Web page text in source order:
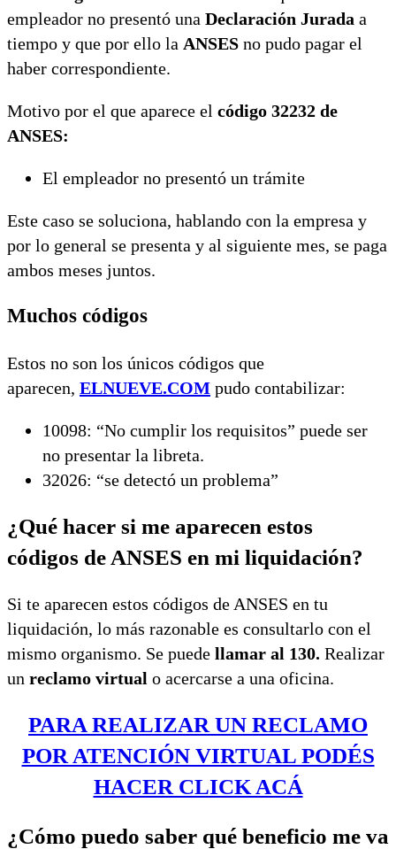
empleador no presentó una Declaración Jurada a
tiempo y que por ello la ANSES no pudo pagar el
haber correspondiente.
Motivo por el que aparece el código 32232 de
ANSES:
El empleador no presentó un trámite
Este caso se soluciona, hablando con la empresa y
por lo general se presenta y al siguiente mes, se paga
ambos meses juntos.
Muchos códigos
Estos no son los únicos códigos que
aparecen, ELNUEVE.COM pudo contabilizar:
10098: “No cumplir los requisitos” puede ser
no presentar la libreta.
32026: “se detectó un problema”
¿Qué hacer si me aparecen estos
códigos de ANSES en mi liquidación?
Si te aparecen estos códigos de ANSES en tu
liquidación, lo más razonable es consultarlo con el
mismo organismo. Se puede llamar al 130. Realizar
un reclamo virtual o acercarse a una oficina.
PARA REALIZAR UN RECLAMO
POR ATENCIÓN VIRTUAL PODÉS
HACER CLICK ACÁ
¿Cómo puedo saber qué beneficio me va